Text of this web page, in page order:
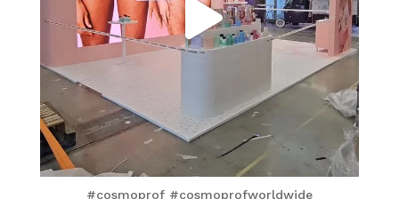
#cosmoprof #cosmoprofworldwide